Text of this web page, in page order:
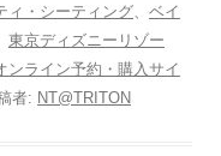
ィ・シーティング
ベイ
東京ディズニーリゾー
ンライン予約・購入サイ
者: NT@TRITON